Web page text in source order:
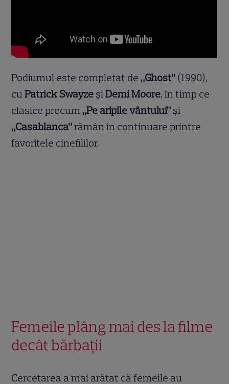
Podiumul este completat de „Ghost” (1990),
cuPatrick Swayze șiDemi Moore, în timp ce
clasice precum „Pe aripile vântului” și
„Casablanca”rămân în continuare printre
favoritele cinefililor.
Femeile plâng mai des la filme
decât bărbații
Cercetarea a mai arătat că femeile au